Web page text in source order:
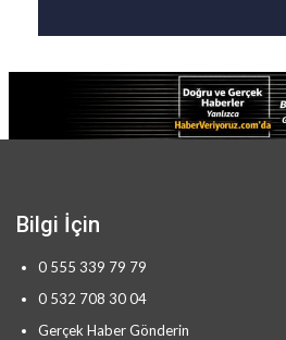
Bilgi İçin
0 555 339 79 79
0 532 708 30 04
Gerçek Haber Gönderin